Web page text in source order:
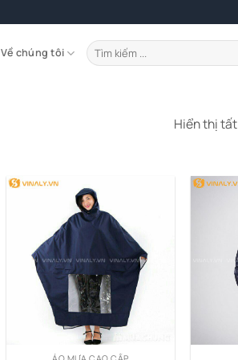
Về chúng tôi
Tìm
kiếm:
Hiển thị